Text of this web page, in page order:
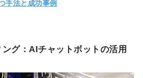
手法と成功事例
グ：AIチャットボットの活用